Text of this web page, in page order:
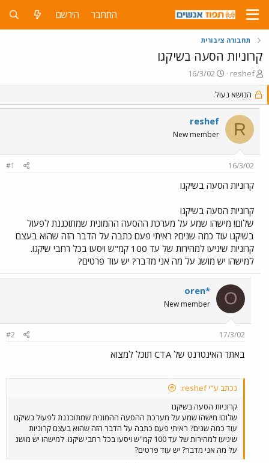
התחבר הירשם
תחבורה ציבורית
קרוניות הסעה בשיקגו
פ
ו
ת
ח
נ
reshef
פ
ו
ר
ס
ב
ת
ך
16/3/02
הנושא נעול.
R
reshef
New member
16/3/02
#1
קרוניות הסעה בשיקגו
קרוניות הסעה בשיקגו
שלום! מישהו שמע על מערכת ההסעה ההמונית שמתוכננת לפעול
בשיקגו עוד כמה שנים? ראיתי פעם כתבה על הדבר הזה שהוא בעצם
קרוניות שיגיעו למהירות של עד 100 קמ"ש ויסעו בכל רחבי שיקגו.
למישהו יש מושג על מה אני מדבר? יש עוד פרטים?
O
oren*
New member
17/3/02
#2
באתר האינטרנט של CTA תוכל למצוא
נכתב ע"י reshef:
קרוניות הסעה בשיקגו
שלום! מישהו שמע על מערכת ההסעה ההמונית שמתוכננת לפעול בשיקגו
עוד כמה שנים? ראיתי פעם כתבה על הדבר הזה שהוא בעצם קרוניות
שיגיעו למהירות של עד 100 קמ"ש ויסעו בכל רחבי שיקגו. למישהו יש מושג
על מה אני מדבר? יש עוד פרטים?